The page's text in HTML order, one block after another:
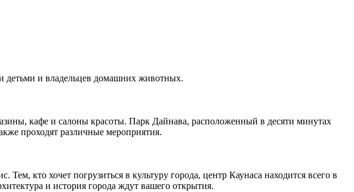
детьми и владельцев домашних животных.
кафе и салоны красоты. Парк Дайнава, расположенный в десяти минутах
проходят различные мероприятия.
кто хочет погрузиться в культуру города, центр Каунаса находится всего в
и история города ждут вашего открытия.